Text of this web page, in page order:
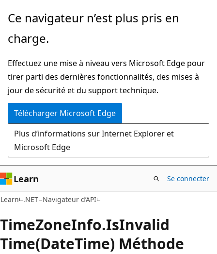
Passer
directement
au
principal
Passer
la
dans
la
page
Ce navigateur n’est plus pris en
charge.
Effectuez une mise à niveau vers Microsoft Edge pour
tirer parti des dernières fonctionnalités, des mises à
jour de sécurité et du support technique.
Télécharger Microsoft Edge
Plus d’informations sur Internet Explorer et
Microsoft Edge
Learn Se connecter
Learn .NET Navigateur d’API
TimeZoneInfo.IsInvalid
Time(DateTime) Méthode